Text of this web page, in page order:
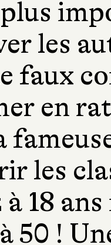
les
faux
en
les
18
50 !